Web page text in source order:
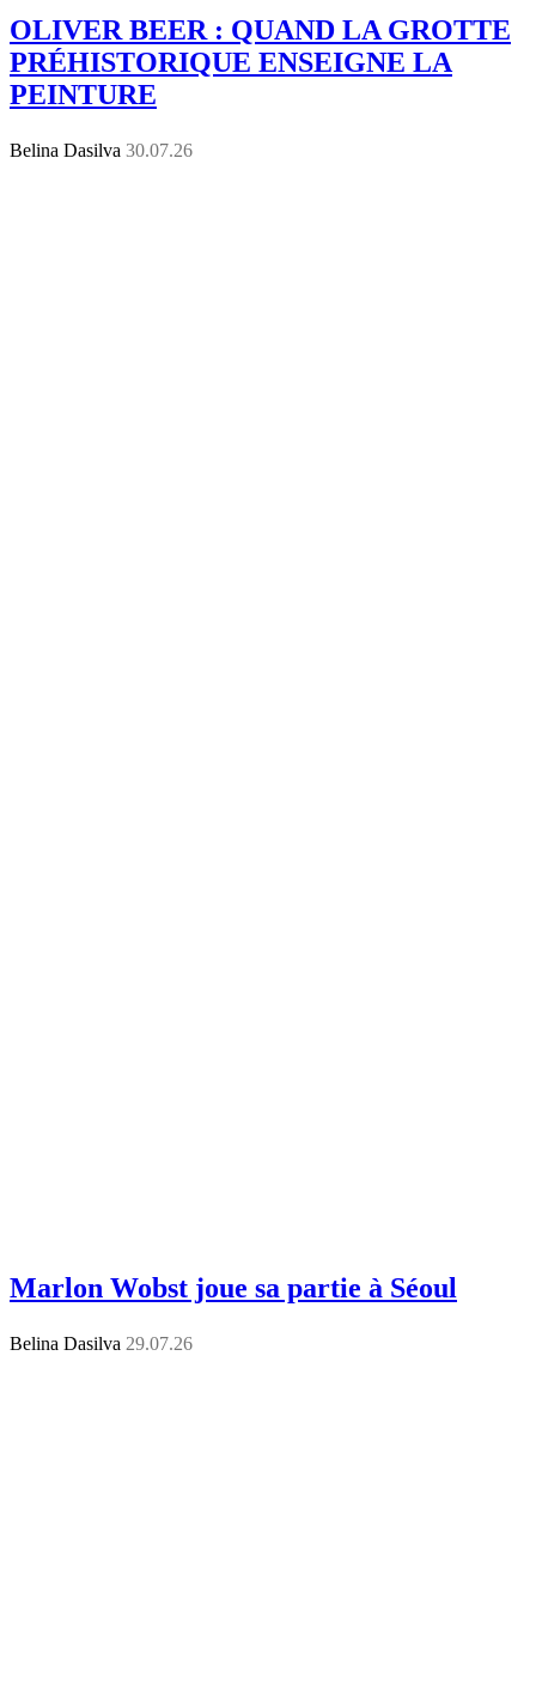
OLIVER BEER : QUAND LA GROTTE
PRÉHISTORIQUE ENSEIGNE LA
PEINTURE
Belina Dasilva 30.07.26
Marlon Wobst joue sa partie à Séoul
Belina Dasilva 29.07.26